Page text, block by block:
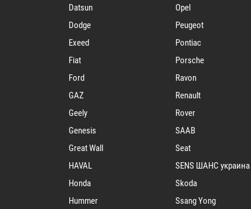
Datsun
Dodge
Exeed
Fiat
Ford
GAZ
Geely
Genesis
Great Wall
HAVAL
Honda
Hummer
Opel
Peugeot
Pontiac
Porsche
Ravon
Renault
Rover
SAAB
Seat
SENS ШАНС украина
Skoda
Ssang Yong